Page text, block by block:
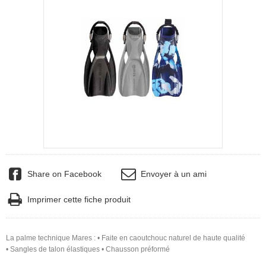
Share on Facebook Envoyer à un ami
Imprimer cette fiche produit
La palme technique Mares : • Faite en caoutchouc naturel de haute qualité
• Sangles de talon élastiques • Chausson préformé